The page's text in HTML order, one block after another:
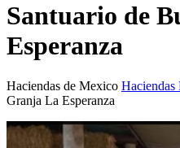
Santuario de
Esperanza
Haciendas de Mexico Haciendas
Granja La Esperanza